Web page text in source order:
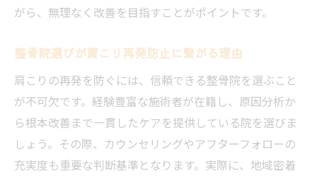
がら、無理なく改善を目指すことがポイントです。
整骨院選びが肩こり再発防止に繋がる理由
肩こりの再発を防ぐには、信頼できる整骨院を選ぶこと
が不可欠です。経験豊富な施術者が在籍し、原因分析か
ら根本改善まで一貫したケアを提供している院を選びま
しょう。その際、カウンセリングやアフターフォローの
充実度も重要な判断基準となります。実際に、地域密着